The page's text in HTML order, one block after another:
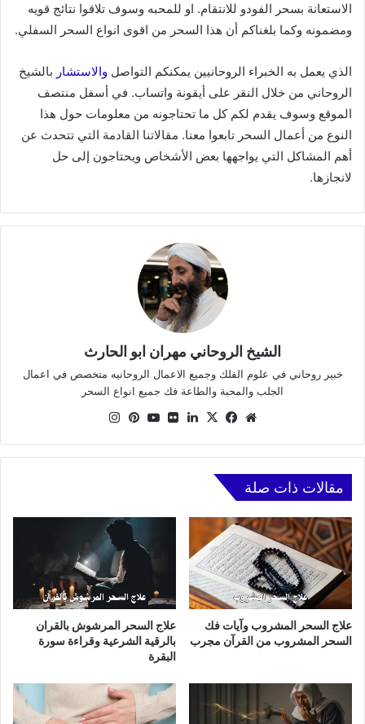
الاستعانة بسحر الفودو للانتقام. او للمحبه وسوف تلاقوا نتائج قويه
ومضمونه وكما بلغناكم أن هذا السحر من اقوى انواع السحر السفلي.
الذي يعمل به الخبراء الروحانيين يمكنكم التواصل والاستشار بالشيخ
الروحاني من خلال النقر على أيقونة واتساب. في أسفل منتصف
الموقع وسوف يقدم لكم كل ما تحتاجونه من معلومات حول هذا
النوع من أعمال السحر تابعوا معنا. مقالاتنا القادمة التي تتحدث عن
أهم المشاكل التي يواجهها بعض الأشخاص ويحتاجون إلى حل
لانجازها.
الشيخ الروحاني مهران ابو الحارث
خبير روحاني في علوم الفلك وجميع الاعمال الروحانيه متخصص في اعمال
الجلب والمحبة والطاعة فك جميع انواع السحر
موقعفيسبوك
X لينكدإن
صور
فليكر
يوتيوببينتيريست
مقالات ذات صلة
علاج السحر المشروب وآيات فك
السحر المشروب من القرآن مجرب
علاج السحر المرشوش بالقران
بالرقية الشرعية وقراءة سورة
البقرة